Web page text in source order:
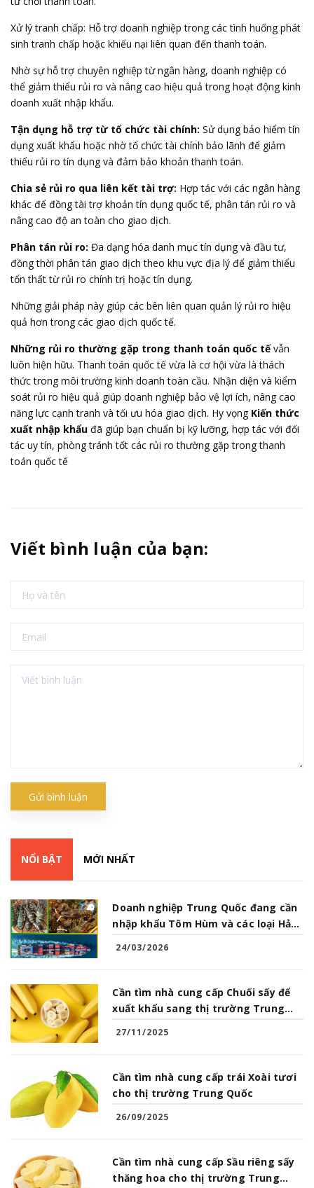
Xử lý tranh chấp: Hỗ trợ doanh nghiệp trong các tình huống phát
sinh tranh chấp hoặc khiếu nại liên quan đến thanh toán.
Nhờ sự hỗ trợ chuyên nghiệp từ ngân hàng, doanh nghiệp có
thể giảm thiểu rủi ro và nâng cao hiệu quả trong hoạt động kinh
doanh xuất nhập khẩu.
Tận dụng hỗ trợ từ tổ chức tài chính: Sử dụng bảo hiểm tín
dụng xuất khẩu hoặc nhờ tổ chức tài chính bảo lãnh để giảm
thiểu rủi ro tín dụng và đảm bảo khoản thanh toán.
Chia sẻ rủi ro qua liên kết tài trợ: Hợp tác với các ngân hàng
khác để đồng tài trợ khoản tín dụng quốc tế, phân tán rủi ro và
nâng cao độ an toàn cho giao dịch.
Phân tán rủi ro: Đa dạng hóa danh mục tín dụng và đầu tư,
đồng thời phân tán giao dịch theo khu vực địa lý để giảm thiểu
tổn thất từ rủi ro chính trị hoặc tín dụng.
Những giải pháp này giúp các bên liên quan quản lý rủi ro hiệu
quả hơn trong các giao dịch quốc tế.
Những rủi ro thường gặp trong thanh toán quốc tếvẫn
luôn hiện hữu. Thanh toán quốc tế vừa là cơ hội vừa là thách
thức trong môi trường kinh doanh toàn cầu. Nhận diện và kiểm
soát rủi ro hiệu quả giúp doanh nghiệp bảo vệ lợi ích, nâng cao
năng lực cạnh tranh và tối ưu hóa giao dịch. Hy vọng Kiến thức
xuất nhập khẩu đã giúp bạn chuẩn bị kỹ lưỡng, hợp tác với đối
tác uy tín, phòng tránh tốt các rủi ro thường gặp trong thanh
toán quốc tế
Viết bình luận của bạn:
Gửi bình luận
NỔI BẬT MỚI NHẤT
Doanh nghiệp Trung Quốc đang cần
nhập khẩu Tôm Hùm và các loại Hải
24/03/2026
Cần tìm nhà cung cấp Chuối sấy để
xuất khẩu sang thị trường Trung
27/11/2025
Cần tìm nhà cung cấp trái Xoài tươi
cho thị trường Trung Quốc
26/09/2025
Cần tìm nhà cung cấp Sầu riêng sấy
thăng hoa cho thị trường Trung